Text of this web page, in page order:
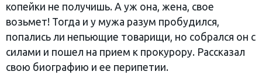
копейки не получишь. А уж она, жена, свое
возьмет! Тогда и у мужа разум пробудился,
попались ли непьющие товарищи, но собрался он с
силами и пошел на прием к прокурору. Рассказал
свою биографию и ее перипетии.